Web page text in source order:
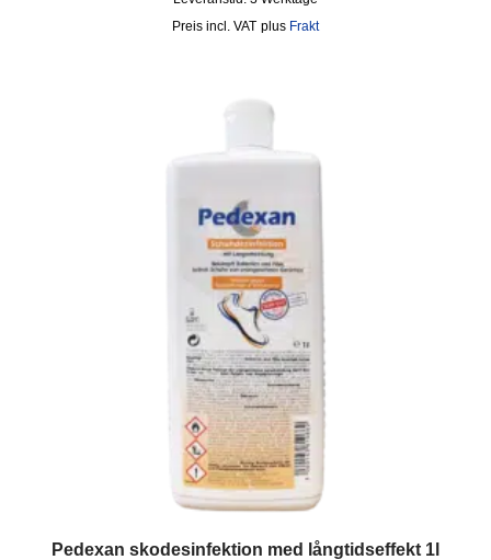
incl. VAT plus Frakt
Pedexan skodesinfektion med långtidseffekt 1l